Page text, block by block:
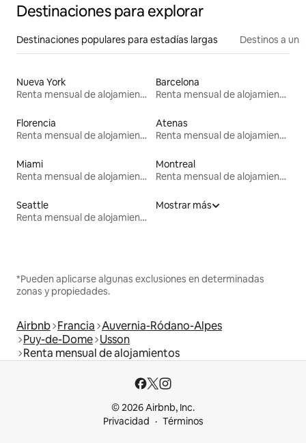
Destinaciones para explorar
Destinaciones populares para estadías largas Destinos a un
Nueva York
Renta mensual de alojamientos
Barcelona
Renta mensual de alojamientos
Florencia
Renta mensual de alojamientos
Atenas
Renta mensual de alojamientos
Miami
Renta mensual de alojamientos
Montreal
Renta mensual de alojamientos
Seattle
Renta mensual de alojamientos
Mostrar más
*Pueden aplicarse algunas exclusiones en determinadas
zonas y propiedades.
Airbnb Francia Auvernia-Ródano-Alpes
Puy-de-Dome Usson
Renta mensual de alojamientos
© 2026 Airbnb, Inc.
Privacidad
Términos